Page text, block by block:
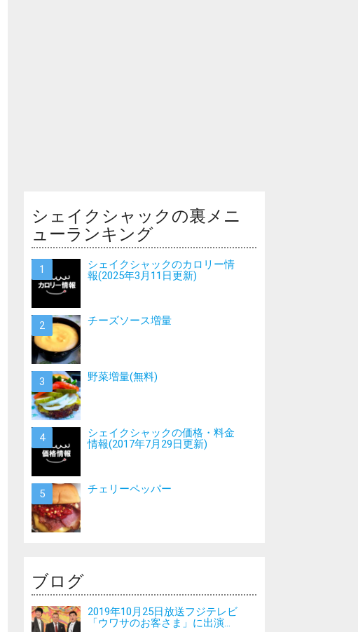
シェイクシャックの裏メニ
ューランキング
シェイクシャックのカロリー情
報(2025年3月11日更新)
チーズソース増量
野菜増量(無料)
シェイクシャックの価格・料金
情報(2017年7月29日更新)
チェリーペッパー
ブログ
2019年10月25日放送フジテレビ
「ウワサのお客さま」に出演...